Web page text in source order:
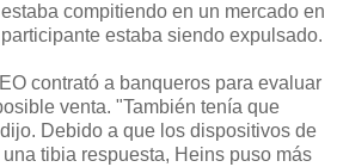
compitiendo en un mercado en
estaba siendo expulsado.
contrató a banqueros para evaluar
venta. "También tenía que
Debido a que los dispositivos de
tibia respuesta, Heins puso más